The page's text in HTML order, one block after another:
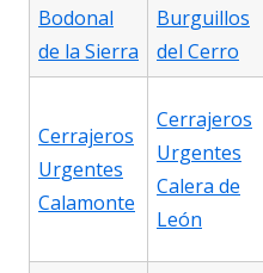
Bodonal
de la Sierra
Burguillos
del Cerro
Cerrajeros
Urgentes
Calamonte
Cerrajeros
Urgentes
Calera de
León